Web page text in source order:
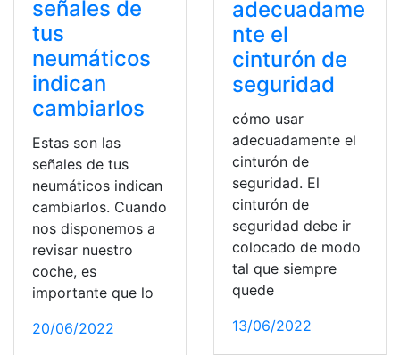
señales de
tus
neumáticos
indican
cambiarlos
Estas son las
señales de tus
neumáticos indican
cambiarlos. Cuando
nos disponemos a
revisar nuestro
coche, es
importante que lo
20/06/2022
adecuadame
nte el
cinturón de
seguridad
cómo usar
adecuadamente el
cinturón de
seguridad. El
cinturón de
seguridad debe ir
colocado de modo
tal que siempre
quede
13/06/2022